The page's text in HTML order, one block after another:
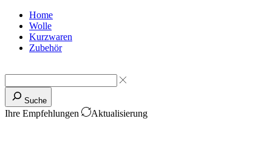
Home
Wolle
Kurzwaren
Zubehör
Suche
Ihre Empfehlungen Aktualisierung